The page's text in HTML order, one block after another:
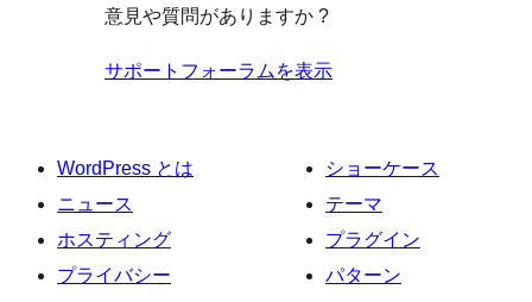
意見や質問がありますか ?
サポートフォーラムを表示
WordPress とは
ニュース
ホスティング
プライバシー
ショーケース
テーマ
プラグイン
パターン